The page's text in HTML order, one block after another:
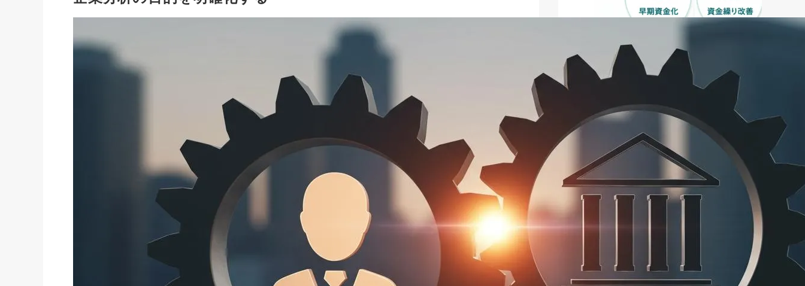
ファクタリング
ファクタリングとは？仕組み・メ
リット・注意点と...
2026年8月6日